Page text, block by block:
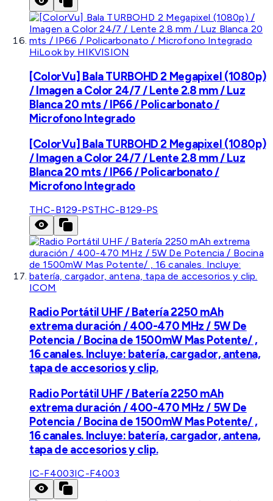
HiLook by HIKVISION
[ColorVu] Bala TURBOHD 2 Megapixel (1080p)
/ Imagen a Color 24/7 / Lente 2.8 mm / Luz
Blanca 20 mts / IP66 / Policarbonato /
Microfono Integrado
[ColorVu] Bala TURBOHD 2 Megapixel (1080p)
/ Imagen a Color 24/7 / Lente 2.8 mm / Luz
Blanca 20 mts / IP66 / Policarbonato /
Microfono Integrado
THC-B129-PSTHC-B129-PS
ICOM
Radio Portátil UHF / Batería 2250 mAh
extrema duración / 400-470 MHz / 5W De
Potencia / Bocina de 1500mW Mas Potente/ ,
16 canales. Incluye: batería, cargador, antena,
tapa de accesorios y clip.
Radio Portátil UHF / Batería 2250 mAh
extrema duración / 400-470 MHz / 5W De
Potencia / Bocina de 1500mW Mas Potente/ ,
16 canales. Incluye: batería, cargador, antena,
tapa de accesorios y clip.
IC-F4003IC-F4003